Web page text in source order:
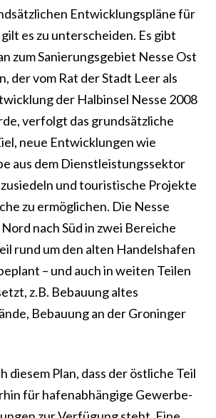
Entwicklungspläne für
es zu unterscheiden. Es gibt
zum Sanierungsgebiet Nesse Ost
der vom Rat der Stadt Leer als
der Halbinsel Nesse 2008
verfolgt das grundsätzliche
neue Entwicklungen wie
aus dem Dienstleistungssektor
und touristische Projekte
zu ermöglichen. Die Nesse
nach Süd in zwei Bereiche
rund um den alten Handelshafen
– und auch in weiten Teilen
z.B. Bebauung altes
Bebauung an der Groninger
diesem Plan, dass der östliche Teil
für hafenabhängige Gewerbe-